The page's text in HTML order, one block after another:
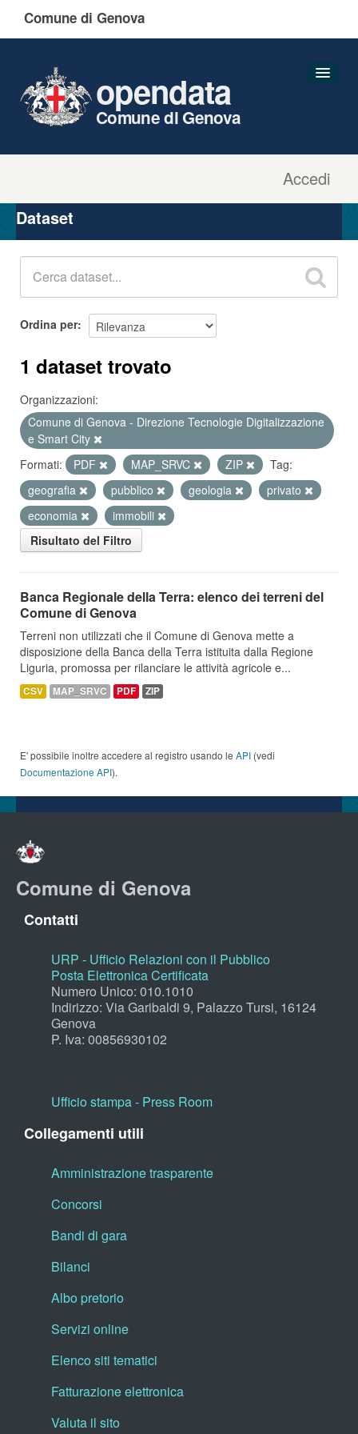
Comune di Genova
Accedi
opendata
Comune di Genova
Organizzazioni
Gruppi
Dataset
Ordina per
1 dataset trovato
Organizzazioni:
Comune di Genova - Direzione Tecnologie Digitalizzazione
e Smart City
Formati:
PDF MAP_SRVC ZIP
Tag:
geografia
pubblico geologia
privato
economia
immobili
Risultato del Filtro
Banca Regionale della Terra: elenco dei terreni del
Comune di Genova
Terreni non utilizzati che il Comune di Genova mette a
disposizione della Banca della Terra istituita dalla Regione
Liguria, promossa per rilanciare le attività agricole e...
CSV MAP_SRVC PDF ZIP
E' possibile inoltre accedere al registro usando le API (vedi
Documentazione API).
Comune di Genova
Contatti
URP - Ufficio Relazioni con il Pubblico
Posta Elettronica Certificata
Numero Unico: 010.1010
Indirizzo: Via Garibaldi 9, Palazzo Tursi, 16124
Genova
P. Iva: 00856930102
Ufficio stampa - Press Room
Collegamenti utili
Amministrazione trasparente
Concorsi
Bandi di gara
Bilanci
Albo pretorio
Servizi online
Elenco siti tematici
Fatturazione elettronica
Valuta il sito